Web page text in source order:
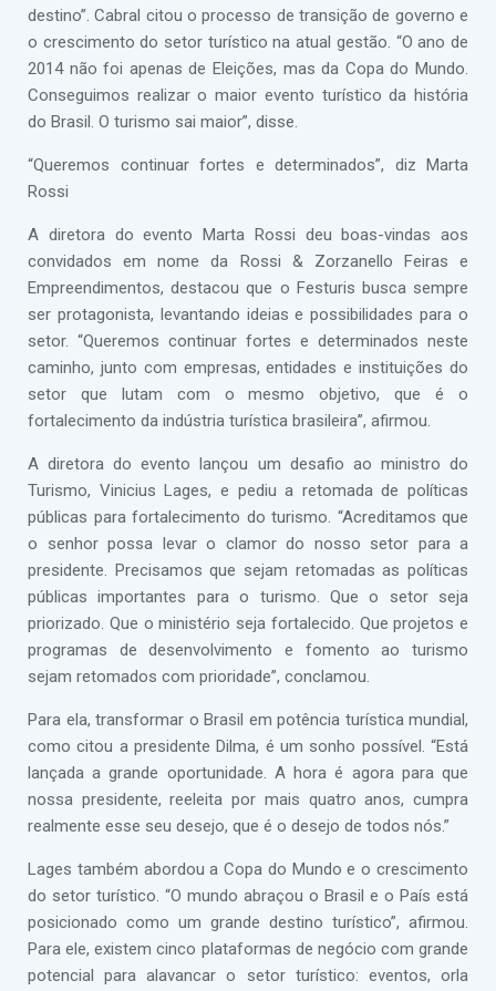
destino”. Cabral citou o processo de transição de governo e
o crescimento do setor turístico na atual gestão. “O ano de
2014 não foi apenas de Eleições, mas da Copa do Mundo.
Conseguimos realizar o maior evento turístico da história
do Brasil. O turismo sai maior”, disse.
“Queremos continuar fortes e determinados”, diz Marta
Rossi
A diretora do evento Marta Rossi deu boas-vindas aos
convidados em nome da Rossi & Zorzanello Feiras e
Empreendimentos, destacou que o Festuris busca sempre
ser protagonista, levantando ideias e possibilidades para o
setor. “Queremos continuar fortes e determinados neste
caminho, junto com empresas, entidades e instituições do
setor que lutam com o mesmo objetivo, que é o
fortalecimento da indústria turística brasileira”, afirmou.
A diretora do evento lançou um desafio ao ministro do
Turismo, Vinicius Lages, e pediu a retomada de políticas
públicas para fortalecimento do turismo. “Acreditamos que
o senhor possa levar o clamor do nosso setor para a
presidente. Precisamos que sejam retomadas as políticas
públicas importantes para o turismo. Que o setor seja
priorizado. Que o ministério seja fortalecido. Que projetos e
programas de desenvolvimento e fomento ao turismo
sejam retomados com prioridade”, conclamou.
Para ela, transformar o Brasil em potência turística mundial,
como citou a presidente Dilma, é um sonho possível. “Está
lançada a grande oportunidade. A hora é agora para que
nossa presidente, reeleita por mais quatro anos, cumpra
realmente esse seu desejo, que é o desejo de todos nós.”
Lages também abordou a Copa do Mundo e o crescimento
do setor turístico. “O mundo abraçou o Brasil e o País está
posicionado como um grande destino turístico”, afirmou.
Para ele, existem cinco plataformas de negócio com grande
potencial para alavancar o setor turístico: eventos, orla